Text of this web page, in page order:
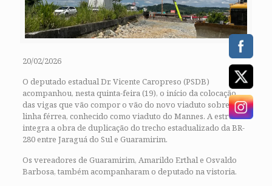
20/02/2026
O deputado estadual Dr. Vicente Caropreso (PSDB)
acompanhou, nesta quinta-feira (19), o início da colocação
das vigas que vão compor o vão do novo viaduto sobre a
linha férrea, conhecido como viaduto do Mannes. A estrutura
integra a obra de duplicação do trecho estadualizado da BR-
280 entre Jaraguá do Sul e Guaramirim.
Os vereadores de Guaramirim, Amarildo Erthal e Osvaldo
Barbosa, também acompanharam o deputado na vistoria.